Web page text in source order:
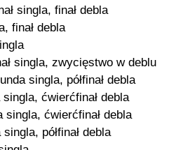
singla, finał debla
finał debla
singla, zwycięstwo w deblu
singla, półfinał debla
ćwierćfinał debla
ćwierćfinał debla
półfinał debla